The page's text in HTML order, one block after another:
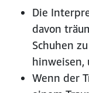
Die
davon
Schuhen
hinweisen,
Wenn der